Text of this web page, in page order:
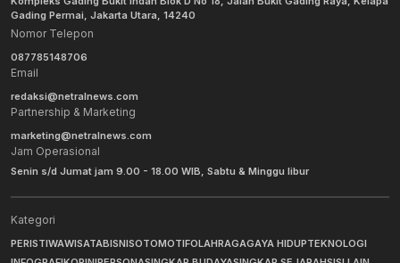
Gading Permai, Jakarta Utara, 14240
Nomor Telepon
087785148706
Email
redaksi@netralnews.com
Partnership & Marketing
marketing@netralnews.com
Jam Operasional
Senin s/d Jumat jam 9.00 - 18.00 WIB, Sabtu & Minggu libur
Kategori
PERISTIWAWISATABISNISOTOMOTIFOLAHRAGAGAYA HIDUPTEKNOLOGI